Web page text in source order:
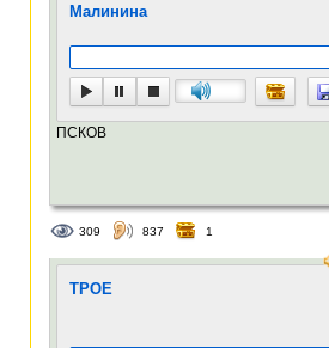
Малинина
ПСКОВ
309 837 1
ТРОЕ